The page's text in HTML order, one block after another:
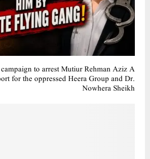
to arrest Mutiur Rehman Aziz A
for the oppressed Heera Group and Dr.
Nowhera Sheikh